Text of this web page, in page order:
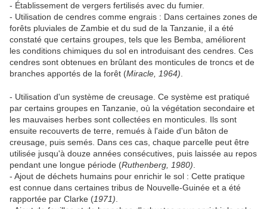
- Établissement de vergers fertilisés avec du fumier.
- Utilisation de cendres comme engrais : Dans certaines zones de
forêts pluviales de Zambie et du sud de la Tanzanie, il a été
constaté que certains groupes, tels que les Bemba, améliorent
les conditions chimiques du sol en introduisant des cendres. Ces
cendres sont obtenues en brûlant des monticules de troncs et de
branches apportés de la forêt (Miracle, 1964)
- Utilisation d'un système de creusage. Ce système est pratiqué
par certains groupes en Tanzanie, où la végétation secondaire et
les mauvaises herbes sont collectées en monticules. Ils sont
ensuite recouverts de terre, remués à l'aide d'un bâton de
creusage, puis semés. Dans ces cas, chaque parcelle peut être
utilisée jusqu'à douze années consécutives, puis laissée au repos
pendant une longue période (Ruthenberg, 1980)
- Ajout de déchets humains pour enrichir le sol : Cette pratique
est connue dans certaines tribus de Nouvelle-Guinée et a été
rapportée par Clarke (1971)